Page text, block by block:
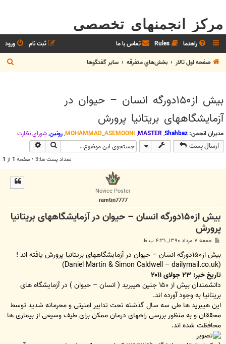
مرکز انجمنهای تخصصی
راهنما Rules تماس با ما ورود
ثبت نام
صفحه اول تالار
بخش‌‌هاي متفرقه ساير گفتگوها
س
بیش از۱۵۰دورگه انسان – حیوان در
آزمایشگاههای بریتانیا پرورش
مدیران انجمن: Shahbaz
,
MASTER
,
MOHAMMAD_ASEMOONI
,رونین,شوراي نظارت
ارسال پست جستجو
تعداد پست ها:3 • صفحه 1 از 1
Novice Poster
ramtin7777
بیش از۱۵۰دورگه انسان – حیوان در آزمایشگاههای بریتانیا
پرورش
ت
جمعه ۷ مرداد ۱۳۹۰, ۴:۳۱ ب.ظ
بیش از۱۵۰دورگه انسان – حیوان در آزمایشگاههای بریتانیا پرورش یافته اند !
(Daniel Martin & Simon Caldwell – dailymail.co.uk)
تاریخ خبر: ۲۳ جولای ۲۰۱۱
دانشمندان بیش از ۱۵۰ جنین هیبرید ( انسان – حیوان ) در آزمایشگاه های
بریتانیا به وجود آورده اند.
این هیبرید ها طی سه سال گذشته تحت تدابیر امنیتی و محرمانه شدید توسط
محققان و به منظور بررسی راههای درمان ممکن برای طیف وسیعی از بیماری ها
محافظت شده اند.